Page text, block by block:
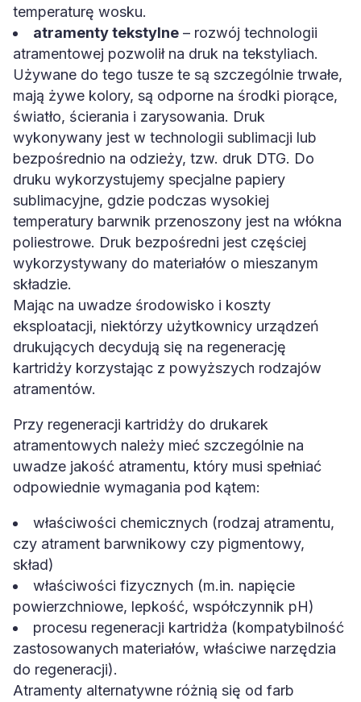
temperaturę wosku.
atramenty tekstylne – rozwój technologii
atramentowej pozwolił na druk na tekstyliach.
Używane do tego tusze te są szczególnie trwałe,
mają żywe kolory, są odporne na środki piorące,
światło, ścierania i zarysowania. Druk
wykonywany jest w technologii sublimacji lub
bezpośrednio na odzieży, tzw. druk DTG. Do
druku wykorzystujemy specjalne papiery
sublimacyjne, gdzie podczas wysokiej
temperatury barwnik przenoszony jest na włókna
poliestrowe. Druk bezpośredni jest częściej
wykorzystywany do materiałów o mieszanym
składzie.
Mając na uwadze środowisko i koszty
eksploatacji, niektórzy użytkownicy urządzeń
drukujących decydują się na regenerację
kartridży korzystając z powyższych rodzajów
atramentów.
Przy regeneracji kartridży do drukarek
atramentowych należy mieć szczególnie na
uwadze jakość atramentu, który musi spełniać
odpowiednie wymagania pod kątem:
właściwości chemicznych (rodzaj atramentu,
czy atrament barwnikowy czy pigmentowy,
skład)
właściwości fizycznych (m.in. napięcie
powierzchniowe, lepkość, współczynnik pH)
procesu regeneracji kartridża (kompatybilność
zastosowanych materiałów, właściwe narzędzia
do regeneracji).
Atramenty alternatywne różnią się od farb